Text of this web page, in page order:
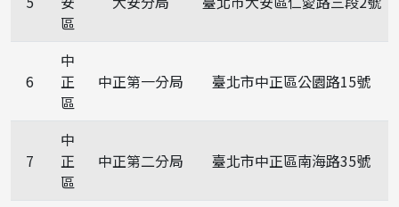
區
6
中
正
區
中正第一分局 臺北市中正區公園路15號
7
中
正
區
中正第二分局 臺北市中正區南海路35號